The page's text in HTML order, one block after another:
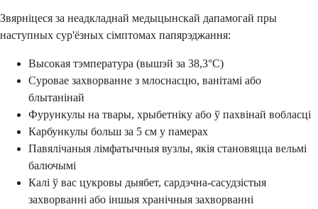
Звярніцеся за неадкладнай медыцынскай дапамогай пры
наступных сур'ёзных сімптомах папярэджання:
Высокая тэмпература (вышэй за 38,3°C)
Суровае захворванне з млоснасцю, ванітамі або
блытанінай
Фурункулы на твары, хрыбетніку або ў пахвінай вобласці
Карбункулы больш за 5 см у памерах
Павялічаныя лімфатычныя вузлы, якія становяцца вельмі
балючымі
Калі ў вас цукровы дыябет, сардэчна-сасудзістыя
захворванні або іншыя хранічныя захворванні